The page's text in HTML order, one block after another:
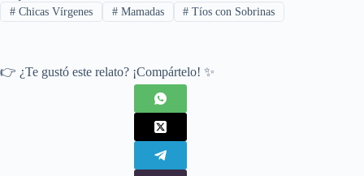
#Chicas Vírgenes #Mamadas # Tíos con Sobrinas
👉 ¿Te gustó este relato? ¡Compártelo! ✨